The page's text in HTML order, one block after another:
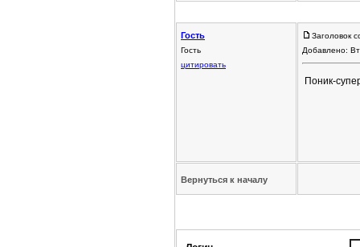
Гость
Гость
цитировать
Заголовок
Добавлено:
Поник-
Вернуться к началу